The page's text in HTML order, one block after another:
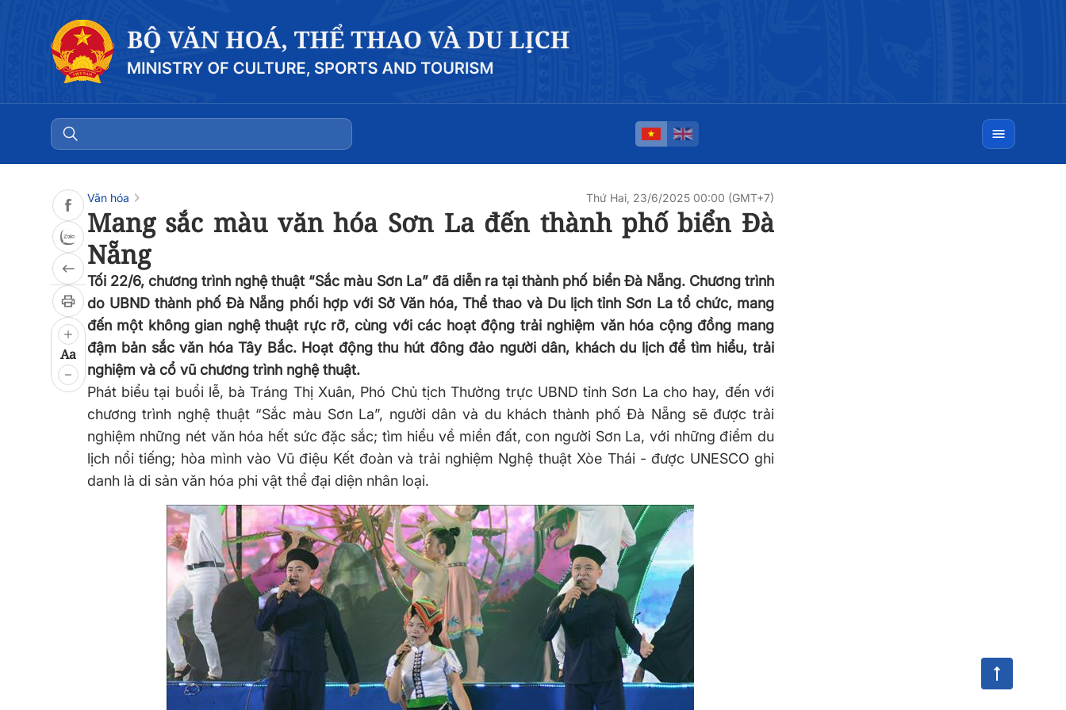
Aa
Văn hóa Thứ Hai, 23/6/2025 00:00 (GMT+7)
Mang sắc màu văn hóa Sơn La đến thành phố biển Đà
Nẵng
Tối 22/6, chương trình nghệ thuật “Sắc màu Sơn La” đã diễn ra tại thành phố biển Đà Nẵng. Chương trình
do UBND thành phố Đà Nẵng phối hợp với Sở Văn hóa, Thể thao và Du lịch tỉnh Sơn La tổ chức, mang
đến một không gian nghệ thuật rực rỡ, cùng với các hoạt động trải nghiệm văn hóa cộng đồng mang
đậm bản sắc văn hóa Tây Bắc. Hoạt động thu hút đông đảo người dân, khách du lịch để tìm hiểu, trải
nghiệm và cổ vũ chương trình nghệ thuật.
Phát biểu tại buổi lễ, bà Tráng Thị Xuân, Phó Chủ tịch Thường trực UBND tỉnh Sơn La cho hay, đến với
chương trình nghệ thuật “Sắc màu Sơn La”, người dân và du khách thành phố Đà Nẵng sẽ được trải
nghiệm những nét văn hóa hết sức đặc sắc; tìm hiểu về miền đất, con người Sơn La, với những điểm du
lịch nổi tiếng; hòa mình vào Vũ điệu Kết đoàn và trải nghiệm Nghệ thuật Xòe Thái - được UNESCO ghi
danh là di sản văn hóa phi vật thể đại diện nhân loại.
0:00 0:00